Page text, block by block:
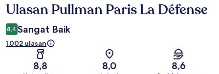
Ulasan
Ulasan Pullman Paris La Défense
8,4 Sangat Baik
1.002 ulasan
8,8 8,0 8,6